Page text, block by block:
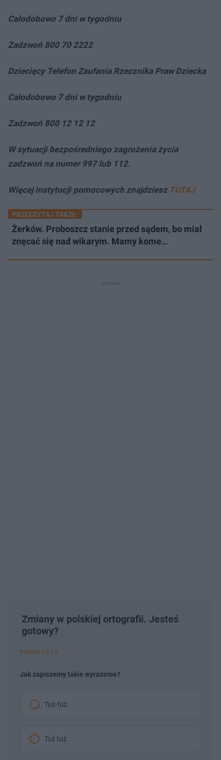
Całodobowo 7 dni w tygodniu
Zadzwoń 800 70 2222
Dziecięcy Telefon Zaufania Rzecznika Praw Dziecka
Całodobowo 7 dni w tygodniu
Zadzwoń 800 12 12 12
W sytuacji bezpośredniego zagrożenia życia
zadzwoń na numer 997 lub 112.
Więcej instytucji pomocowych znajdziesz TUTAJ
PRZECZYTAJ TAKŻE:
Żerków. Proboszcz stanie przed sądem, bo miał
znęcać się nad wikarym. Mamy kome…
Zmiany w polskiej ortografii. Jesteś
gotowy?
Pytanie 1 z 15
Jak zapiszemy takie wyrażenie?
Tuż-tuż
Tuż tuż